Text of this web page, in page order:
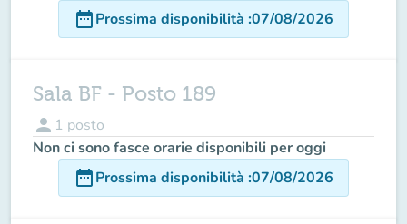
date_rangeProssima disponibilità :07/08/2026
Sala BF - Posto 189
person 1 posto
Non ci sono fasce orarie disponibili per oggi
date_rangeProssima disponibilità :07/08/2026